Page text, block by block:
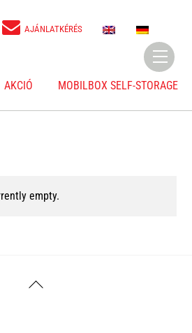
AJÁNLATKÉRÉS
E
D
Menu
AKCIÓ MOBILBOX SELF-STORAGE
empty.
Back